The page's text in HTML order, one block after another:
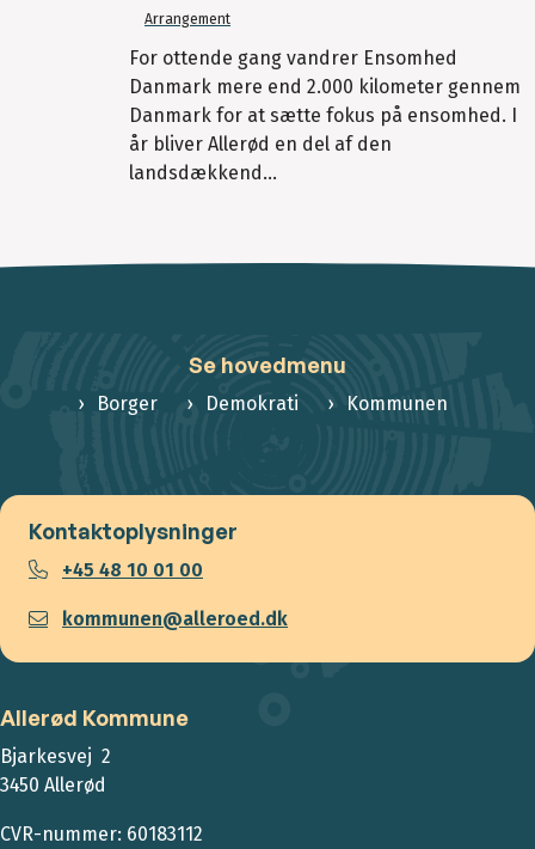
Arrangement
For ottende gang vandrer Ensomhed
Danmark mere end 2.000 kilometer gennem
Danmark for at sætte fokus på ensomhed. I
år bliver Allerød en del af den
landsdækkend...
Se hovedmenu
Borger Demokrati Kommunen
Kontaktoplysninger
+45 48 10 01 00
kommunen@alleroed.dk
Allerød Kommune
Bjarkesvej 2
3450 Allerød
CVR-nummer: 60183112